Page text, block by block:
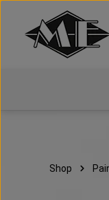
Hauptinhalt springen
Zur Suche springen
Zur
Shop